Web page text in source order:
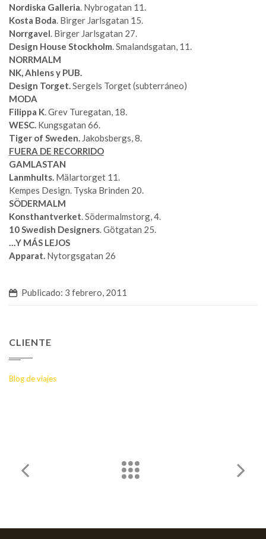
Nordiska Galleria. Nybrogatan 11.
Kosta Boda. Birger Jarlsgatan 15.
Norrgavel. Birger Jarlsgatan 27.
Design House Stockholm. Smalandsgatan, 11.
NORRMALM
NK, Ahlens y PUB.
Design Torget.Sergels Torget (subterráneo)
MODA
Filippa K. Grev Turegatan, 18.
WESC. Kungsgatan 66.
Tiger of Sweden. Jakobsbergs, 8.
FUERA DE RECORRIDO
GAMLASTAN
Lanmhults. Mälartorget 11.
Kempes Design. Tyska Brinden 20.
SÖDERMALM
Konsthantverket. Södermalmstorg, 4.
10 Swedish Designers. Götgatan 25.
…Y MÁS LEJOS
Apparat. Nytorgsgatan 26
Publicado: 3 febrero, 2011
CLIENTE
Blog de viajes